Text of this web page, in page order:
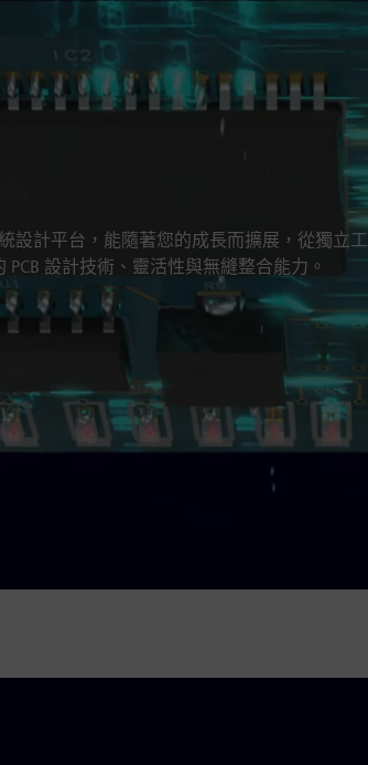
設計平台，能隨著您的成長而擴展，從獨立工
設計技術、靈活性與無縫整合能力。